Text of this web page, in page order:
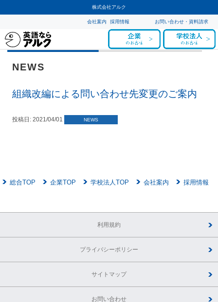
株式会社アルク
お問い合わせ・資料請求
採用情報
会社案内
NEWS
組織改編による問い合わせ先変更のご案内
投稿日: 2021/04/01 NEWS
総合TOP 企業TOP 学校法人TOP 会社案内 採用情報
利用規約
プライバシーポリシー
サイトマップ
お問い合わせ